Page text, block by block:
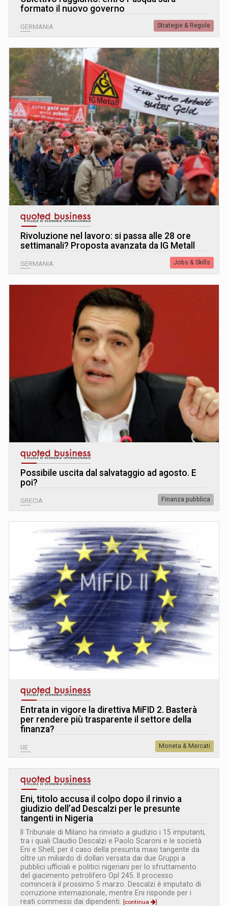
formato il nuovo governo
GERMANIA Strategie & Regole
Rivoluzione nel lavoro: si passa alle 28 ore
settimanali? Proposta avanzata da IG Metall
GERMANIA Jobs & Skills
Possibile uscita dal salvataggio ad agosto. E
poi?
GRECIA Finanza pubblica
Entrata in vigore la direttiva MiFID 2. Basterà
per rendere più trasparente il settore della
finanza?
UE Moneta & Mercati
Eni, titolo accusa il colpo dopo il rinvio a
giudizio dell’ad Descalzi per le presunte
tangenti in Nigeria
Il Tribunale di Milano ha rinviato a giudizio i 15 imputanti,
tra i quali Claudio Descalzi e Paolo Scaroni e le società
Eni e Shell, per il caso della presunta maxi tangente da
oltre un miliardo di dollari versata dai due Gruppi a
pubblici ufficiali e politici nigeriani per lo sfruttamento
del giacimento petrolifero Opl 245. Il processo
comincerà il prossimo 5 marzo. Descalzi è imputato di
corruzione internazionale, mentre Eni risponde per i
reati commessi dai dipendenti. [continua ]